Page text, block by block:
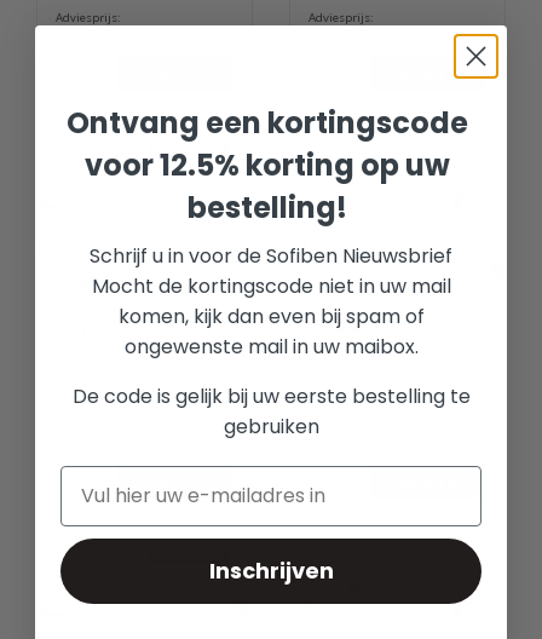
Adviesprijs: Adviesprijs:
Voeg toe
Sofiben Mint 140 x
Sofiben Patchwork
240 x 200 cm
Adviesprijs:
Ontvang een kortingscode
voor 12.5% korting op uw
bestelling!
Schrijf u in voor de Sofiben Nieuwsbrief
Mocht de kortingscode niet in uw mail
komen, kijk dan even bij spam of
ongewenste mail in uw maibox.
De code is gelijk bij uw eerste bestelling te
gebruiken
Inschrijven